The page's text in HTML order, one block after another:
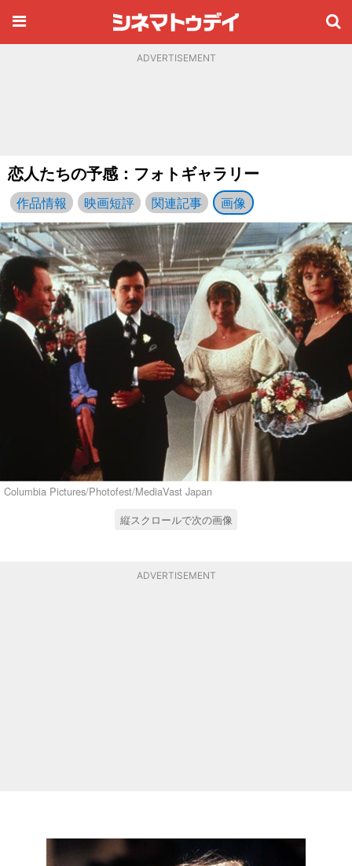
ADVERTISEMENT
恋人たちの予感：フォトギャラリー
作品情報 映画短評 関連記事 画像
Columbia Pictures/Photofest/MediaVast Japan
縦スクロールで次の画像
ADVERTISEMENT